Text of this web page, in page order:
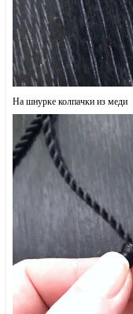
На шнурке колпачки из меди